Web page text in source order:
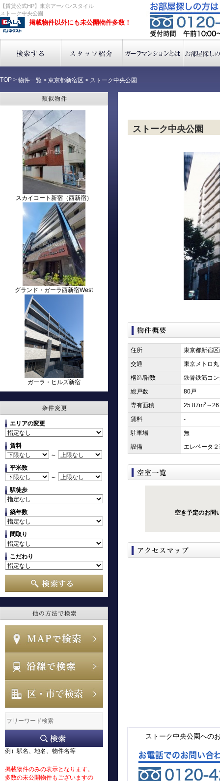
【賃貸公式HP】東京アーバンスタイル
ストーク中央公園
掲載物件以外にも未公開物件多数！
TOP > 物件一覧 > 東京都新宿区 > ストーク中央公園
スカイコート新宿（西新宿）
グランド・ガーラ西新宿West
ガーラ・ヒルズ新宿
エリアの変更
賃料
～
平米数
～
駅徒歩
築年数
間取り
こだわり
例）駅名、地名、物件名等
掲載物件のみの表示となります。
多数の未公開物件もございますの
ストーク中央公園
住所
東京都新宿
交通
東京メトロ
構造/階数
鉄骨鉄筋コ
総戸数
80戸
専有面積
25.87m2 ～
賃料
-
駐車場
無
設備
エレベータ
空き予定のお問
ストーク中央公園への